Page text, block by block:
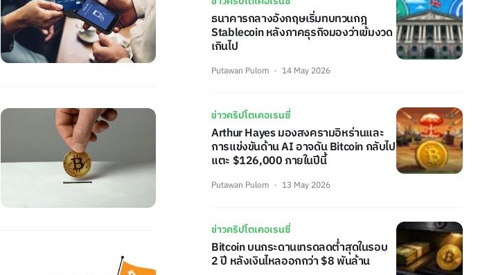
ธนาคารกลางอังกฤษเริ่มทบทวนกฎ
Stablecoin หลังภาคธุรกิจมองว่าเข้มงวด
เกินไป
Putawan Pulom 14 May 2026
ข่าวคริปโตเคอเรนซี่
Arthur Hayes มองสงครามอิหร่านและ
การแข่งขันด้าน AI อาจดัน Bitcoin กลับไป
แตะ $126,000 ภายในปีนี้
Putawan Pulom 13 May 2026
ข่าวคริปโตเคอเรนซี่
Bitcoin บนกระดานเทรดลดต่ำสุดในรอบ
2 ปี หลังเงินไหลออกกว่า $8 พันล้าน